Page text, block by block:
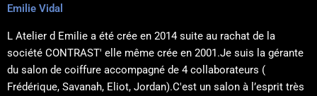
Massage & Bien-être
Emilie Vidal
L Atelier d Emilie a été crée en 2014 suite au rachat de la
société CONTRAST' elle même crée en 2001.Je suis la gérante
du salon de coiffure accompagné de 4 collaborateurs (
Frédérique, Savanah, Eliot, Jordan).C'est un salon à l’esprit très